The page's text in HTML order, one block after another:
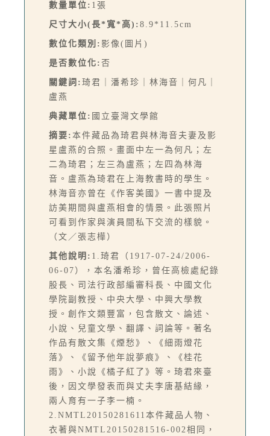
數量單位: 1張
尺寸大小(長*寬*高): 8.9*11.5cm
數位化類別: 影像(圖片)
是否數位化: 否
關鍵詞: 琦君｜潘希珍｜林海音｜何凡｜
盧燕
典藏單位: 國立臺灣文學館
摘要: 本件藏品為琦君與林海音夫妻及影
星盧燕的合照。畫面中左一為何凡；左
二為琦君；左三為盧燕；左四為林海
音。盧燕為琦君在上海教書時的學生。
林海音亦曾在《作客美國》一書中提及
訪美期間與盧燕相會的情景。此張照片
可看到作家與演員間私下交流的樣貌。
（文／張志樺）
其他說明: 1.琦君（1917-07-24/2006-
06-07），本名潘希珍，曾任高檢處紀錄
股長、司法行政部編審科長、中國文化
學院副教授、中央大學、中興大學教
授。創作文類豐富，包含散文、論述、
小說、兒童文學、翻譯、詞論等。著名
作品有散文集《煙愁》、《細雨燈花
落》、《留予他年說夢痕》、《桂花
雨》、小說《橘子紅了》等。琦君來臺
後，因文學發表而與丈夫李唐基結緣，
兩人育有一子李一楠。
2.NMTL20150281611本件藏品人物、
衣著與NMTL20150281516-002相同，